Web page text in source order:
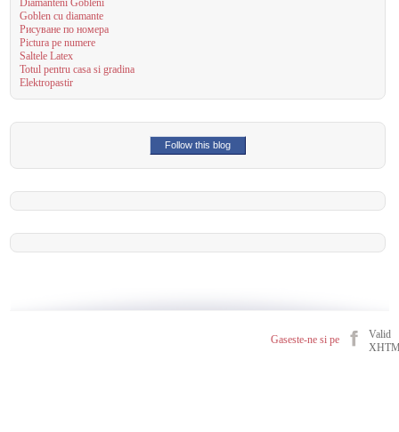
Diamanteni Gobleni
Goblen cu diamante
Рисуване по номера
Pictura pe numere
Saltele Latex
Totul pentru casa si gradina
Elektropastir
Follow this blog
Gaseste-ne si pe
Valid